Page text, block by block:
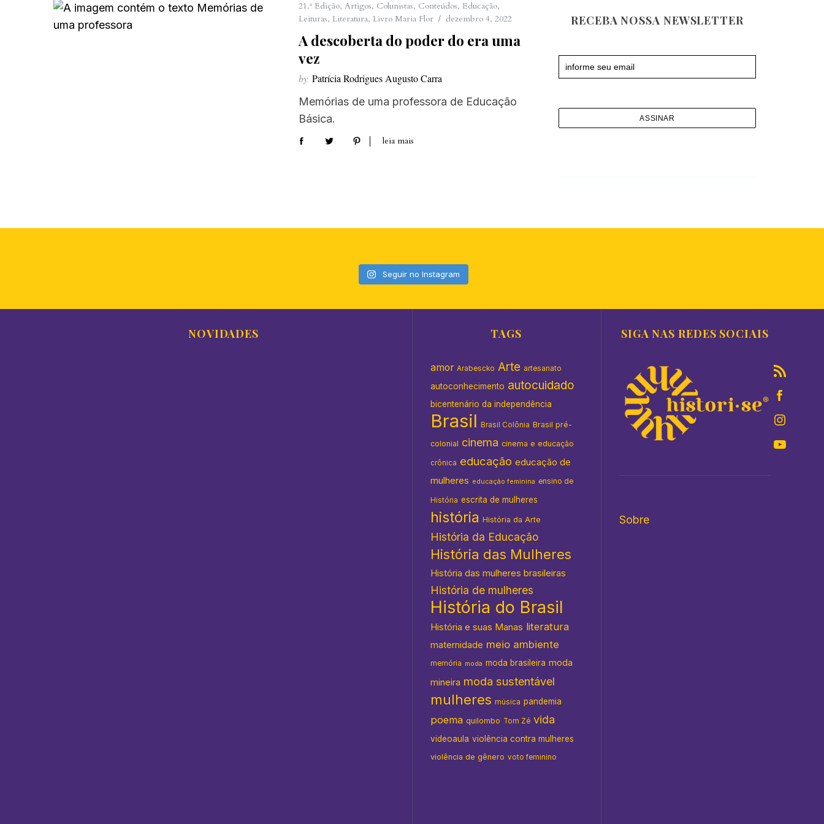
21.ª Edição, Artigos, Colunistas, Conteúdos, Educação,
Leituras, Literatura, Livro Maria Flor dezembro 4, 2022
A descoberta do poder do era uma
vez
by Patrícia Rodrigues Augusto Carra
Memórias de uma professora de Educação
Básica.
leia mais
RECEBA NOSSA NEWSLETTER
Seguir no Instagram
NOVIDADES TAGS
amor Arabescko Arte artesanato
autoconhecimento autocuidado
bicentenário da independência
Brasil Brasil Colônia Brasil pré-
colonial cinema cinema e educação
crônica educação educação de
mulheres educação feminina ensino de
História escrita de mulheres
história História da Arte
História da Educação
História das Mulheres
História das mulheres brasileiras
História de mulheres
História do Brasil
História e suas Manas literatura
maternidade meio ambiente
memória moda moda brasileira moda
mineira moda sustentável
mulheres música pandemia
poema quilombo Tom Zé vida
videoaula violência contra mulheres
violência de gênero voto feminino
SIGA NAS REDES SOCIAIS
Sobre